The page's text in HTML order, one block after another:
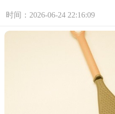
时间：2026-06-24 22:16:09